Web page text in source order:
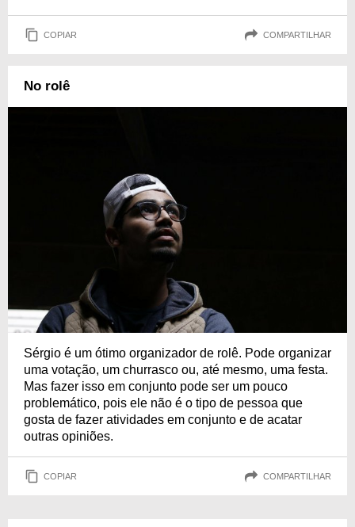
COPIAR COMPARTILHAR
No rolê
Sérgio é um ótimo organizador de rolê. Pode organizar
uma votação, um churrasco ou, até mesmo, uma festa.
Mas fazer isso em conjunto pode ser um pouco
problemático, pois ele não é o tipo de pessoa que
gosta de fazer atividades em conjunto e de acatar
outras opiniões.
COPIAR COMPARTILHAR